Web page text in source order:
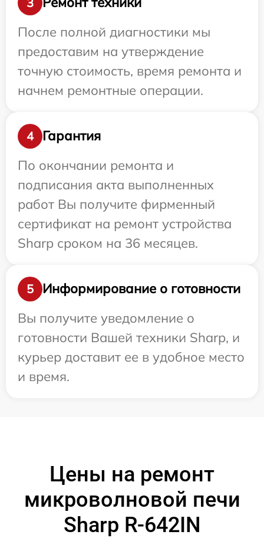
После полной диагностики мы
предоставим на утверждение
точную стоимость, время ремонта и
начнем ремонтные операции.
4
Гарантия
По окончании ремонта и
подписания акта выполненных
работ Вы получите фирменный
сертификат на ремонт устройства
Sharp сроком на 36 месяцев.
5
Информирование о готовности
Вы получите уведомление о
готовности Вашей техники Sharp, и
курьер доставит ее в удобное место
и время.
Цены на ремонт
микроволновой печи
Sharp R-642IN